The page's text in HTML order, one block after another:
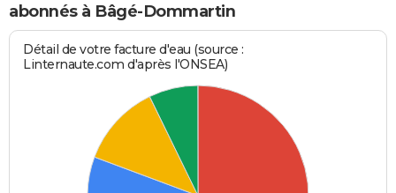
abonnés à Bâgé-Dommartin
Détail de votre facture d'eau (source :
Linternaute.com d'après l'ONSEA)